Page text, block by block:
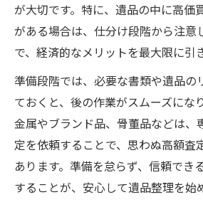
効率的な遺品整理で負担を軽
効率的な遺品整理で心身
ツ
遺品整理をスムーズに進
作業効率が上がる遺品整
遺品整理で家族の負担を
遺品整理を計画的に進め
高価買取を狙う遺品整理のコツ
が大切です。特に、遺品の中に高価
がある場合は、仕分け段階から注意
で、経済的なメリットを最大限に引
準備段階では、必要な書類や遺品の
ておくと、後の作業がスムーズにな
金属やブランド品、骨董品などは、
定を依頼することで、思わぬ高額査
あります。準備を怠らず、信頼でき
することが、安心して遺品整理を始